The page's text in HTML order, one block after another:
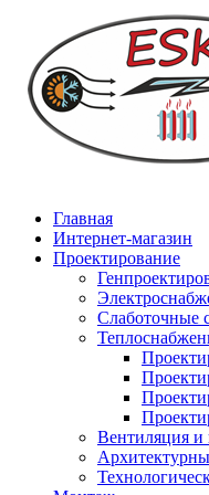
Главная
Интернет-магазин
Проектирование
Слаботочные
Вентиляция и